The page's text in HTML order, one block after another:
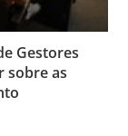
Gestores
sobre as